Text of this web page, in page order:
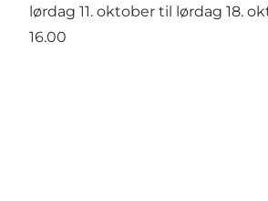
lørdag 11. oktober til lørdag 18.
16.00